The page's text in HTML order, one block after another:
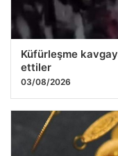
Küfürleşme
ettiler
03/08/2026